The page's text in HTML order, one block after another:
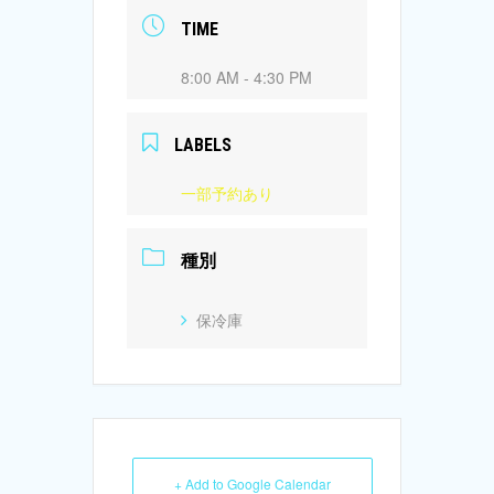
TIME
8:00 AM - 4:30 PM
LABELS
一部予約あり
種別
保冷庫
+ Add to Google Calendar